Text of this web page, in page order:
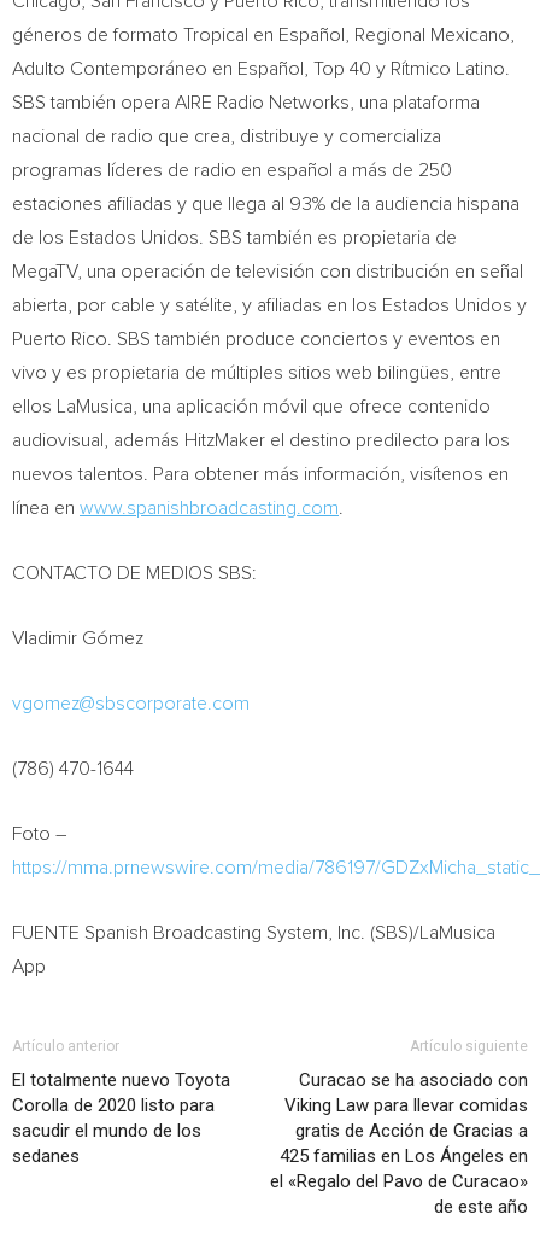
géneros de formato Tropical en Español, Regional Mexicano,
Adulto Contemporáneo en Español, Top 40 y Rítmico Latino.
SBS también opera AIRE Radio Networks, una plataforma
nacional de radio que crea, distribuye y comercializa
programas líderes de radio en español a más de 250
estaciones afiliadas y que llega al 93% de la audiencia hispana
de los Estados Unidos. SBS también es propietaria de
MegaTV, una operación de televisión con distribución en señal
abierta, por cable y satélite, y afiliadas en los Estados Unidos y
Puerto Rico . SBS también produce conciertos y eventos en
vivo y es propietaria de múltiples sitios web bilingües, entre
ellos LaMusica, una aplicación móvil que ofrece contenido
audiovisual, además HitzMaker el destino predilecto para los
nuevos talentos. Para obtener más información, visítenos en
línea en www.spanishbroadcasting.com
CONTACTO DE MEDIOS SBS:
Vladimir Gómez
vgomez@sbscorporate.com
(786) 470-1644
Foto –
https://mma.prnewswire.com/media/786197/
FUENTE Spanish Broadcasting System, Inc. (SBS)/LaMusica
App
Artículo anterior
El totalmente nuevo Toyota
Corolla de 2020 listo para
sacudir el mundo de los
sedanes
Artículo siguiente
Curacao se ha asociado con
Viking Law para llevar comidas
gratis de Acción de Gracias a
425 familias en Los Ángeles en
el «Regalo del Pavo de Curacao»
de este año